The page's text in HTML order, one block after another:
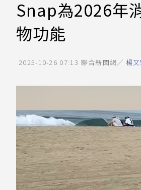
Snap為2026年
物功能
2025-10-26 07:13 聯合新聞網／ 楊